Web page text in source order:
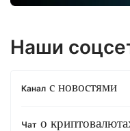
Наши
Канал с новостями
Чат о